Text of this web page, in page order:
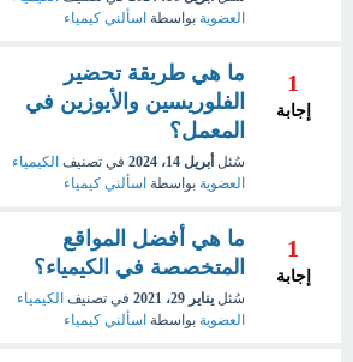
العضوية بواسطة اسألني كيمياء
1
إجابة
ما هي طريقة تحضير
الفلوريسين والأيوزين في
المعمل؟
سُئل أبريل 14، 2024 في تصنيف الكيمياء
العضوية بواسطة اسألني كيمياء
1
إجابة
ما هي أفضل المواقع
المتخصصة في الكيمياء؟
سُئل يناير 29، 2021 في تصنيف الكيمياء
العضوية بواسطة اسألني كيمياء